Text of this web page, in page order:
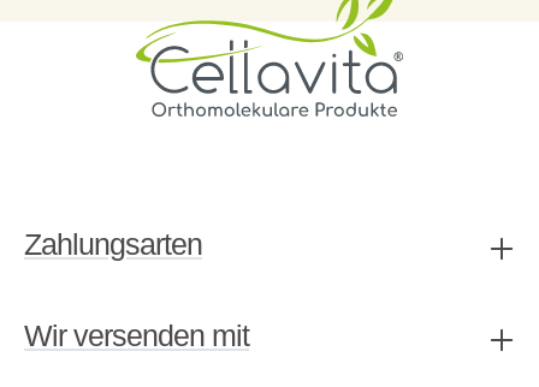
Zahlungsarten
Wir versenden mit